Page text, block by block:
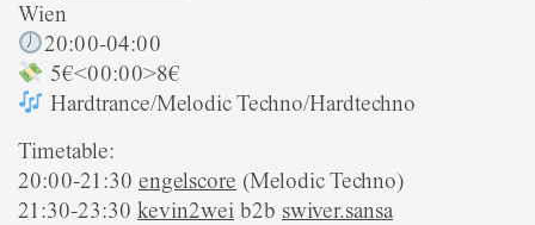
Wien
20:00-04:00
5€<00:00>8€
Hardtrance/Melodic Techno/Hardtechno
Timetable:
20:00-21:30 engelscore (Melodic Techno)
21:30-23:30 kevin2wei b2b swiver.sansa